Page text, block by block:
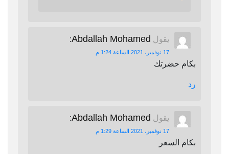
يقول Abdallah Mohamed
:
17 نوفمبر، 2021 الساعة 1:24 م
بكام حضرتك
رد
يقول Abdallah Mohamed
:
17 نوفمبر، 2021 الساعة 1:29 م
بكام السعر